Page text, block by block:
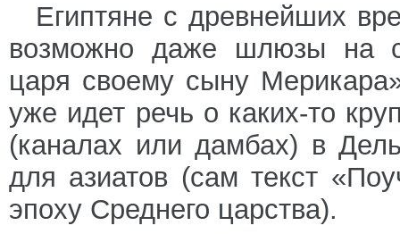
Египтяне с древнейших
возможно даже шлюзы на
царя своему сыну
уже идет речь о каких-то
(каналах или дамбах) в
для азиатов (сам текст
эпоху Среднего царства).